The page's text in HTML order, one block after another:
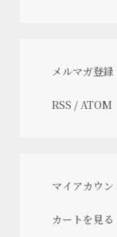
メルマガ登
RSS / ATOM
マイアカウン
カートを見る